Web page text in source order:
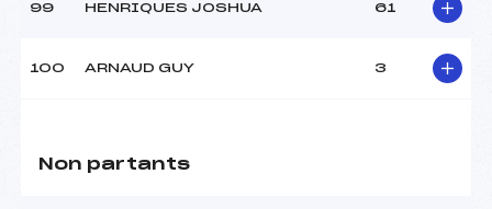
99 HENRIQUES JOSHUA 61
100 ARNAUD GUY 3
Non partants